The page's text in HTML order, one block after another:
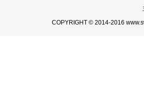
COPYRIGHT © 2014-2016